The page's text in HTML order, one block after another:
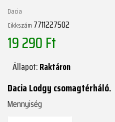
Dacia
Cikkszám 7711227502
19 290 Ft
Állapot:Raktáron
Dacia Lodgy csomagtérháló.
Mennyiség